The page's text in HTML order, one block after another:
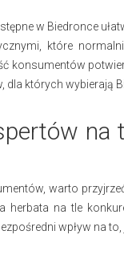
w Biedronce
które
konsumentów
dla których wybierają
warto
herbata na tle
wpływ na